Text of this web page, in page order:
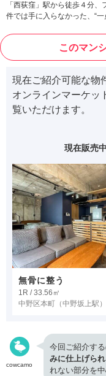
「西荻窪」駅から徒歩４分
件では手に入らなかった、“
このマン
現在ご紹介可能な物
オンラインマーケッ
覧いただけます。
現在販売
無骨に整う
1R / 33.56㎡
中野区本町 （中野坂上駅）
cowcamo
今回ご紹介する
みに仕上げられ
れない部分を